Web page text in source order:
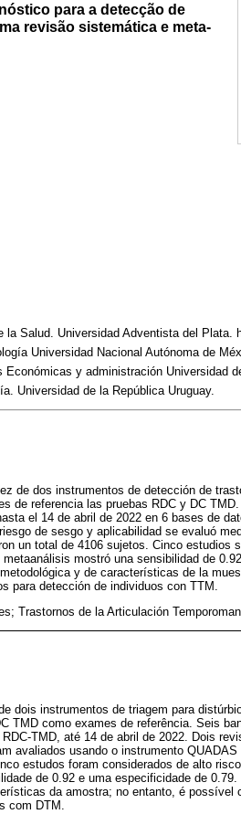
para a detecção de
revisão sistemática e meta-
Salud. Universidad Adventista del Plata.
Universidad Nacional Autónoma de
y administración Universidad
Universidad de la República Uruguay.
de dos instrumentos de detección de
de referencia las pruebas RDC y DC
el 14 de abril de 2022 en 6 bases de
de sesgo y aplicabilidad se evaluó
un total de 4106 sujetos. Cinco estudios
mostró una sensibilidad de
y de características de la
para detección de individuos con TTM.
Trastornos de la Articulación
dois instrumentos de triagem para
TMD como exames de referência. Seis
TMD, até 14 de abril de 2022. Dois
avaliados usando o instrumento
estudos foram considerados de alto
de 0.92 e uma especificidade de
da amostra; no entanto, é
com DTM.